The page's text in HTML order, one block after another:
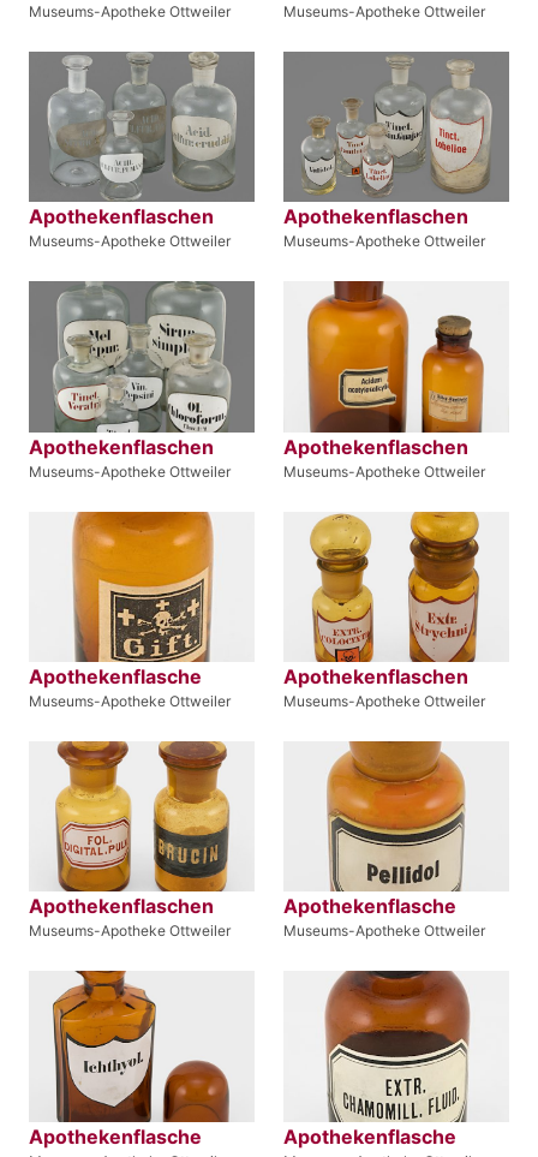
Museums-Apotheke Ottweiler Museums-Apotheke Ottweiler
Apothekenflaschen
Museums-Apotheke Ottweiler
Apothekenflaschen
Museums-Apotheke Ottweiler
Apothekenflaschen
Museums-Apotheke Ottweiler
Apothekenflaschen
Museums-Apotheke Ottweiler
Apothekenflasche
Museums-Apotheke Ottweiler
Apothekenflaschen
Museums-Apotheke Ottweiler
Apothekenflaschen
Museums-Apotheke Ottweiler
Apothekenflasche
Museums-Apotheke Ottweiler
Apothekenflasche Apothekenflasche